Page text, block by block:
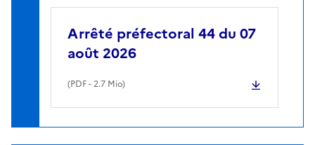
Arrêté préfectoral 44 du 07
août 2026
(PDF- 2.7 Mio)